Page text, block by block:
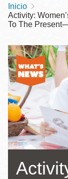
enlaces
de
ayuda
a
la
Inicio
Activity:
To The